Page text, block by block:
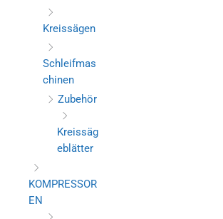
Kreissägen
Schleifmas
chinen
Zubehör
Kreissäg
eblätter
KOMPRESSOR
EN